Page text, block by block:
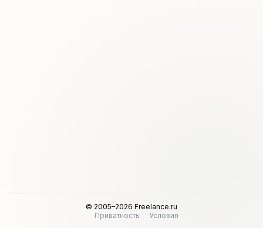
© 2005–2026 Freelance.ru
Приватность
Условия